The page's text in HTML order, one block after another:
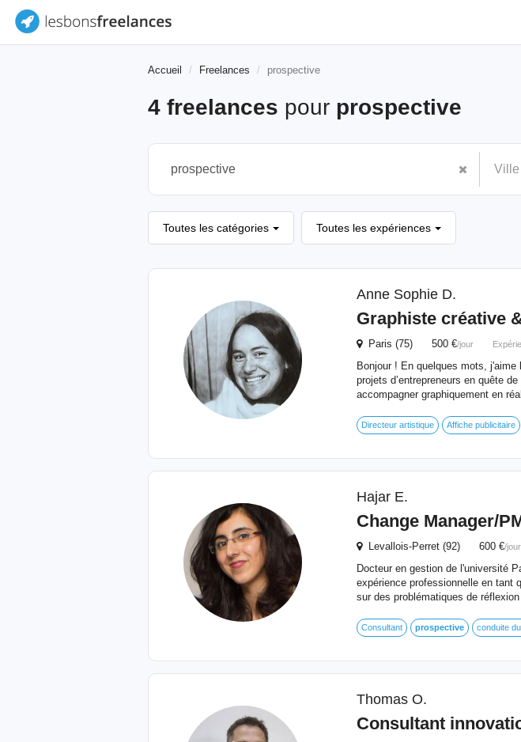
Accueil Freelances prospective
4 freelances pour prospective
Toutes les catégories Toutes les expériences
Anne Sophie D.
Graphiste créative
Paris (75) 500 €/jour
Bonjour ! En quelques mots,
projets d’entrepreneurs en quête
accompagner graphiquement en
Directeur artistique Affiche publicitaire
Hajar E.
Change Manager/
Levallois-Perret (92) 600 €/jour
Docteur en gestion de l'université
expérience professionnelle en tant
sur des problématiques de
Consultant prospective conduite
Thomas O.
Consultant